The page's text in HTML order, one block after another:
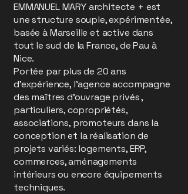
EMMANUEL MARY architecte + est
une structure souple, expérimentée,
basée à Marseille et active dans
tout le sud de la France, de Pau à
Nice.
Portée par plus de 20 ans
d’expérience, l’agence accompagne
des maîtres d’ouvrage privés ,
particuliers, copropriétés,
associations, promoteurs dans la
conception et la réalisation de
projets variés: logements, ERP,
commerces, aménagements
intérieurs ou encore équipements
techniques.